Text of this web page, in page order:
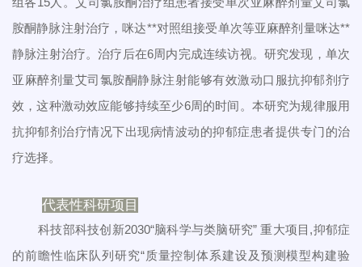
胺酮静脉注射治疗，咪达**对照组接受单次等亚麻醉剂量咪达**
静脉注射治疗。治疗后在6周内完成连续访视。研究发现，单次
亚麻醉剂量艾司氯胺酮静脉注射能够有效激动口服抗抑郁剂疗
效，这种激动效应能够持续至少6周的时间。本研究为规律服用
抗抑郁剂治疗情况下出现病情波动的抑郁症患者提供专门的治
疗选择。
代表性科研项目
科技部科技创新2030“脑科学与类脑研究” 重大项目,抑郁症
的前瞻性临床队列研究“质量控制体系建设及预测模型构建验